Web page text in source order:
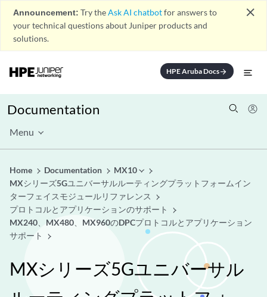
Announcement: Try theAsk AI chatbotfor answers to
your technical questions about Juniper products and
solutions.
close
HPE Aruba Docsarrow_forward
Documentation
Menu
Home Documentation
MX10
MXシリーズ5Gユニバーサルルーティングプラットフォームイン
ターフェイスモジュールリファレンス
プロトコルとアプリケーションのサポート
MX240、MX480、MX960のDPCプロトコルとアプリケーション
サポート
MXシリーズ5Gユニバーサル